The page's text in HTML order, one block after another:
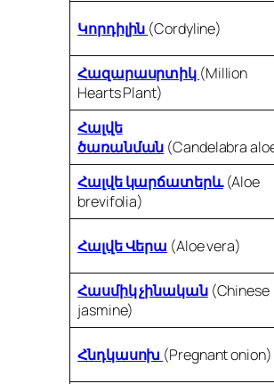
Կորդիլին (Cordyline)
Հազարասրտիկ (Million
Hearts Plant)
Հալվե
ծառանման (Candelabra
Հալվե կարճատերև (Aloe
brevifolia)
Հալվե Վերա (Aloe vera)
Հասմիկ չինական(Chinese
jasmine)
Հնդկասոխ (Pregnant onion)